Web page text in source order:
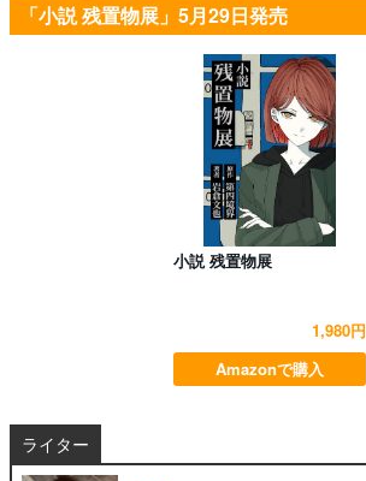
「小説 残置物展」5月29日発売
小説 残置物展
1,980円
Amazonで購入
ライター